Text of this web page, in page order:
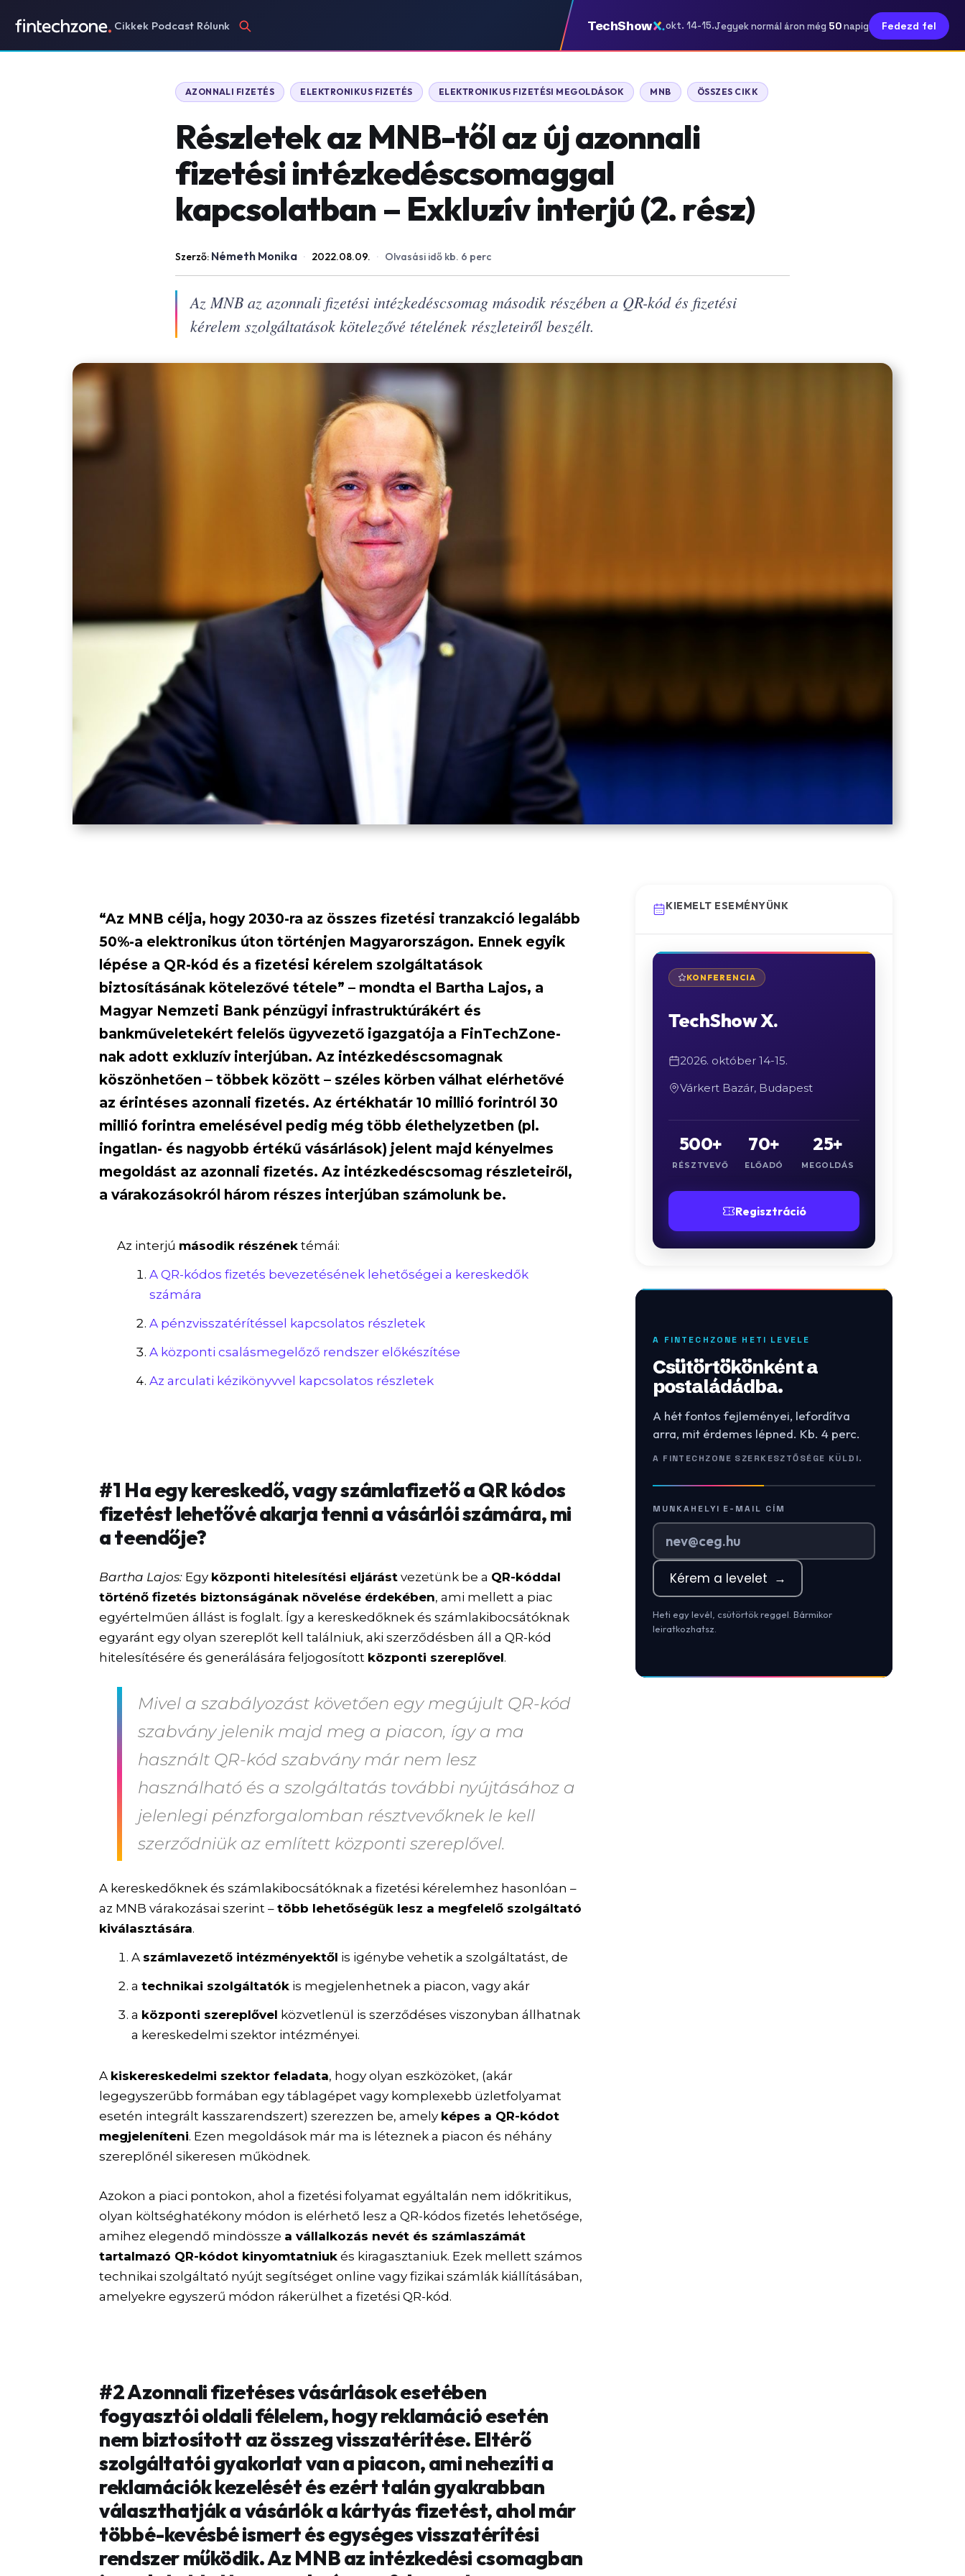
Cikkek Podcast Rólunk TechShow okt. 14-15.Jegyek normál áron még 50napig Fedezd fel
AZONNALI FIZETÉS ELEKTRONIKUS FIZETÉS ELEKTRONIKUS FIZETÉSI MEGOLDÁSOK MNB ÖSSZES CIKK
Részletek az MNB-től az új azonnali
fizetési intézkedéscsomaggal
kapcsolatban – Exkluzív interjú (2. rész)
Szerző: Németh Monika · 2022.08.09. · Olvasási idő kb. 6 perc
Az MNB az azonnali fizetési intézkedéscsomag második részében a QR-kód és fizetési
kérelem szolgáltatások kötelezővé tételének részleteiről beszélt.
“Az MNB célja, hogy 2030-ra az összes fizetési tranzakció legalább
50%-a elektronikus úton történjen Magyarországon. Ennek egyik
lépése a QR-kód és a fizetési kérelem szolgáltatások
biztosításának kötelezővé tétele” – mondta el Bartha Lajos, a
Magyar Nemzeti Bank pénzügyi infrastruktúrákért és
bankműveletekért felelős ügyvezető igazgatója a FinTechZone-
nak adott exkluzív interjúban. Az intézkedéscsomagnak
köszönhetően – többek között – széles körben válhat elérhetővé
az érintéses azonnali fizetés. Az értékhatár 10 millió forintról 30
millió forintra emelésével pedig még több élethelyzetben (pl.
ingatlan- és nagyobb értékű vásárlások) jelent majd kényelmes
megoldást az azonnali fizetés. Az intézkedéscsomag részleteiről,
a várakozásokról három részes interjúban számolunk be.
Az interjú második részének témái:
A QR-kódos fizetés bevezetésének lehetőségei a kereskedők
számára
A pénzvisszatérítéssel kapcsolatos részletek
A központi csalásmegelőző rendszer előkészítése
Az arculati kézikönyvvel kapcsolatos részletek
#1 Ha egy kereskedő, vagy számlafizető a QR kódos
fizetést lehetővé akarja tenni a vásárlói számára, mi
a teendője?
Bartha Lajos: Egy központi hitelesítési eljárást vezetünk be a QR-kóddal
történő fizetés biztonságának növelése érdekében, ami mellett a piac
egyértelműen állást is foglalt. Így a kereskedőknek és számlakibocsátóknak
egyaránt egy olyan szereplőt kell találniuk, aki szerződésben áll a QR-kód
hitelesítésére és generálására feljogosított központi szereplővel.
Mivel a szabályozást követően egy megújult QR-kód
szabvány jelenik majd meg a piacon, így a ma
használt QR-kód szabvány már nem lesz
használható és a szolgáltatás további nyújtásához a
jelenlegi pénzforgalomban résztvevőknek le kell
szerződniük az említett központi szereplővel.
A kereskedőknek és számlakibocsátóknak a fizetési kérelemhez hasonlóan –
az MNB várakozásai szerint –több lehetőségük lesz a megfelelő szolgáltató
kiválasztására.
A számlavezető intézményektől is igénybe vehetik a szolgáltatást, de
atechnikai szolgáltatók is megjelenhetnek a piacon, vagy akár
a központi szereplővel közvetlenül is szerződéses viszonyban állhatnak
a kereskedelmi szektor intézményei.
A kiskereskedelmi szektor feladata, hogy olyan eszközöket, (akár
legegyszerűbb formában egy táblagépet vagy komplexebb üzletfolyamat
esetén integrált kasszarendszert) szerezzen be, amely képes a QR-kódot
megjeleníteni. Ezen megoldások már ma is léteznek a piacon és néhány
szereplőnél sikeresen működnek.
Azokon a piaci pontokon, ahol a fizetési folyamat egyáltalán nem időkritikus,
olyan költséghatékony módon is elérhető lesz a QR-kódos fizetés lehetősége,
amihez elegendő mindössze a vállalkozás nevét és számlaszámát
tartalmazó QR-kódot kinyomtatniuk és kiragasztaniuk. Ezek mellett számos
technikai szolgáltató nyújt segítséget online vagy fizikai számlák kiállításában,
amelyekre egyszerű módon rákerülhet a fizetési QR-kód.
#2 Azonnali fizetéses vásárlások esetében
fogyasztói oldali félelem, hogy reklamáció esetén
nem biztosított az összeg visszatérítése. Eltérő
szolgáltatói gyakorlat van a piacon, ami nehezíti a
reklamációk kezelését és ezért talán gyakrabban
választhatják a vásárlók a kártyás fizetést, ahol már
többé-kevésbé ismert és egységes visszatérítési
rendszer működik. Az MNB az intézkedési csomagban
KIEMELT ESEMÉNYÜNK
KONFERENCIA
TechShow X.
2026. október 14-15.
Várkert Bazár, Budapest
500+
RÉSZTVEVŐ
70+
ELŐADÓ
25+
MEGOLDÁS
Regisztráció
A FINTECHZONE HETI LEVELE
Csütörtökönként a
postaládádba.
A hét fontos fejleményei, lefordítva
arra, mit érdemes lépned. Kb. 4 perc.
A FINTECHZONE SZERKESZTŐSÉGE KÜLDI.
MUNKAHELYI E-MAIL CÍM
Kérem a levelet →
Heti egy levél, csütörtök reggel. Bármikor
leiratkozhatsz.